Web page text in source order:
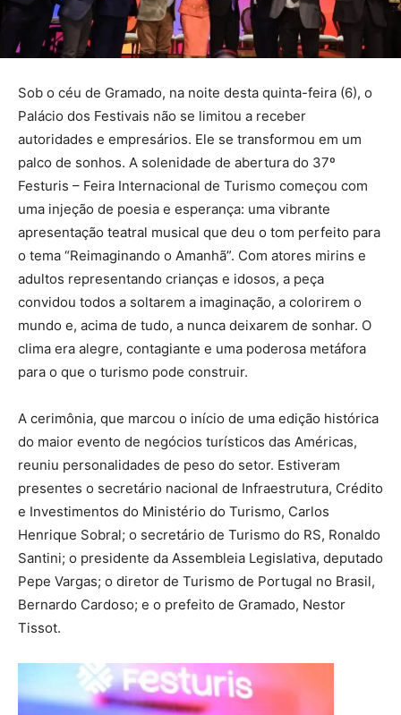
Sob o céu de Gramado, na noite desta quinta-feira (6), o
Palácio dos Festivais não se limitou a receber
autoridades e empresários. Ele se transformou em um
palco de sonhos. A solenidade de abertura do 37º
Festuris – Feira Internacional de Turismo começou com
uma injeção de poesia e esperança: uma vibrante
apresentação teatral musical que deu o tom perfeito para
o tema “Reimaginando o Amanhã”. Com atores mirins e
adultos representando crianças e idosos, a peça
convidou todos a soltarem a imaginação, a colorirem o
mundo e, acima de tudo, a nunca deixarem de sonhar. O
clima era alegre, contagiante e uma poderosa metáfora
para o que o turismo pode construir.
A cerimônia, que marcou o início de uma edição histórica
do maior evento de negócios turísticos das Américas,
reuniu personalidades de peso do setor. Estiveram
presentes o secretário nacional de Infraestrutura, Crédito
e Investimentos do Ministério do Turismo, Carlos
Henrique Sobral; o secretário de Turismo do RS, Ronaldo
Santini; o presidente da Assembleia Legislativa, deputado
Pepe Vargas; o diretor de Turismo de Portugal no Brasil,
Bernardo Cardoso; e o prefeito de Gramado, Nestor
Tissot.